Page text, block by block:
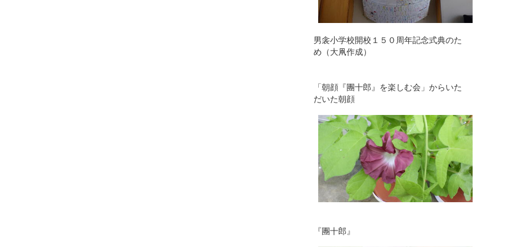
男衾小学校開校１５０周年記念式典のた
め（大凧作成）
「朝顔『團十郎』を楽しむ会」からいた
だいた朝顔
『團十郎』